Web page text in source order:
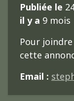
Publiée le
il y a 9 mois
Pour
cette
Email :